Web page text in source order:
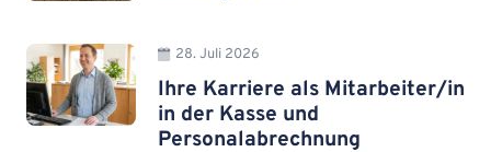
28. Juli 2026
Ihre Karriere als Mitarbeiter/in
in der Kasse und
Personalabrechnung